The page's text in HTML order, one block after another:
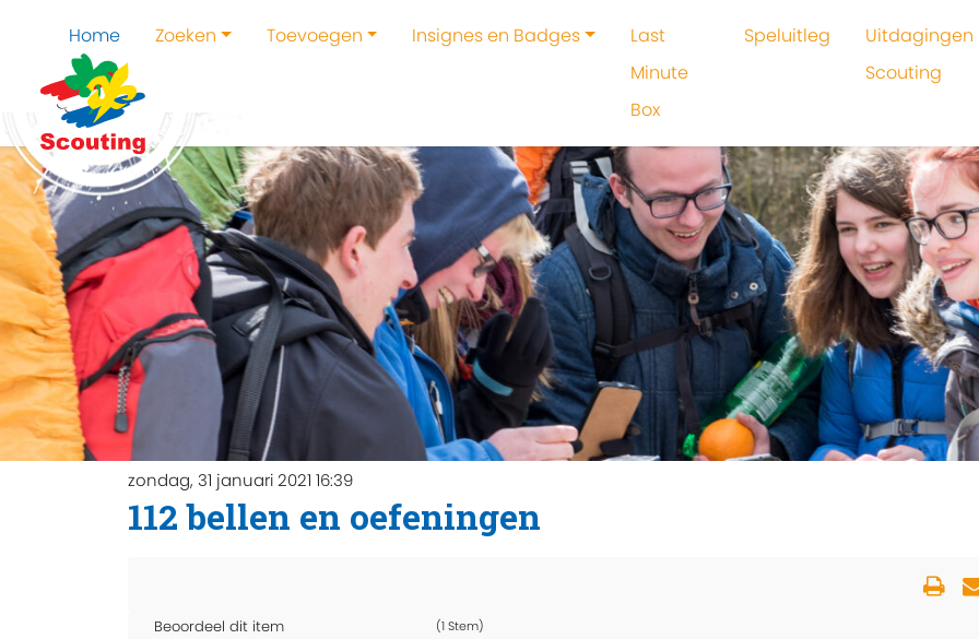
Home Zoeken Toevoegen Insignes en Badges
Last
Minute
Box
Speluitleg
Uitdagingen
Scouting
zondag, 31 januari 2021 16:39
112 bellen en oefeningen
Beoordeel dit item (1 Stem)